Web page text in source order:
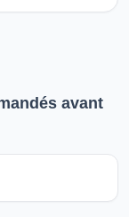
avant